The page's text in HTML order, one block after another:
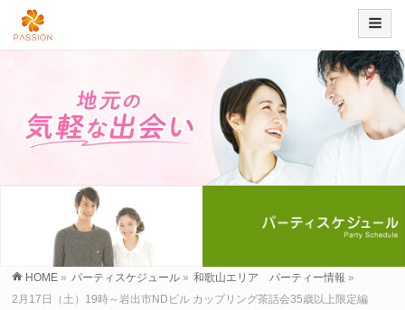
HOME » パーティスケジュール » 和歌山エリア パーティー情報 »
2月17日（土）19時～岩出市NDビル カップリング茶話会35歳以上限定編